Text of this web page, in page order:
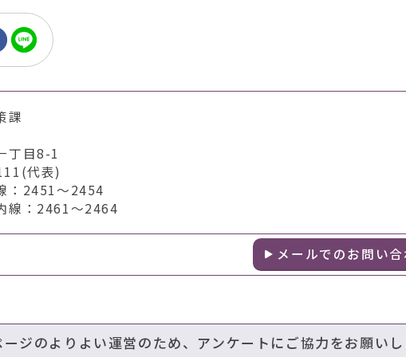
課
丁目8-1
代表)
：2451～2454
線：2461～2464
メールでのお問い合
ージのよりよい運営のため、アンケートにご協力をお願い